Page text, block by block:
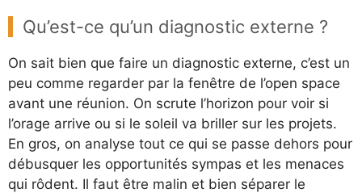
Qu’est-ce qu’un diagnostic externe ?
On sait bien que faire un diagnostic externe, c’est un
peu comme regarder par la fenêtre de l’open space
avant une réunion. On scrute l’horizon pour voir si
l’orage arrive ou si le soleil va briller sur les projets.
En gros, on analyse tout ce qui se passe dehors pour
débusquer les opportunités sympas et les menaces
qui rôdent. Il faut être malin et bien séparer le